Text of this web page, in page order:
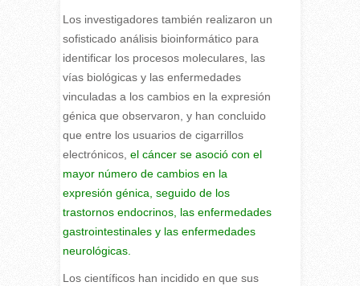
Los investigadores también realizaron un
sofisticado análisis bioinformático para
identificar los procesos moleculares, las
vías biológicas y las enfermedades
vinculadas a los cambios en la expresión
génica que observaron, y han concluido
que entre los usuarios de cigarrillos
electrónicos, el cáncer se asoció con el
mayor número de cambios en la
expresión génica, seguido de los
trastornos endocrinos, las enfermedades
gastrointestinales y las enfermedades
neurológicas.
Los científicos han incidido en que sus